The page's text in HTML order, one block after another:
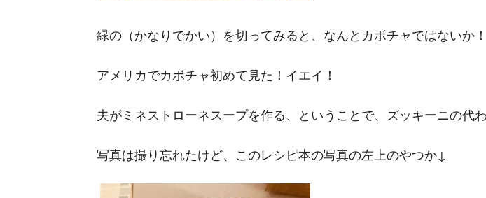
緑の（かなりでかい）を切ってみると、なんとカボチャではないか！
アメリカでカボチャ初めて見た！イエイ！
夫がミネストローネスープを作る、ということで、ズッキーニの代
写真は撮り忘れたけど、このレシピ本の写真の左上のやつか↓